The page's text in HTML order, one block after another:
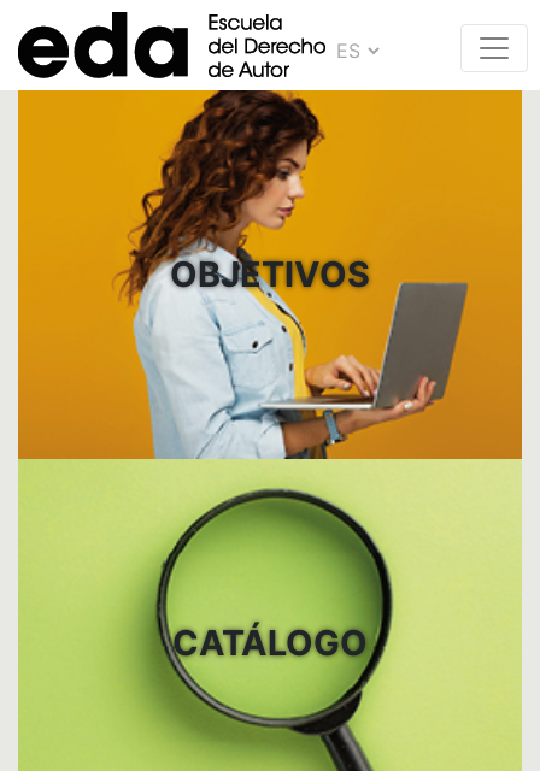
OBJETIVOS
CATÁLOGO